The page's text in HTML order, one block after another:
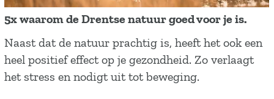
n
m
e
t
j
5x waarom de Drentse natuur goed voor je is.
5
x
w
Naast dat de natuur prachtig is, heeft het ook een
heel positief effect op je gezondheid. Zo verlaagt
het stress en nodigt uit tot beweging.